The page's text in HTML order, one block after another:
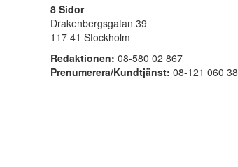
8 Sidor
Drakenbergsgatan 39
117 41 Stockholm
Redaktionen: 08-580 02 867
Prenumerera/Kundtjänst: 08-121 060 38